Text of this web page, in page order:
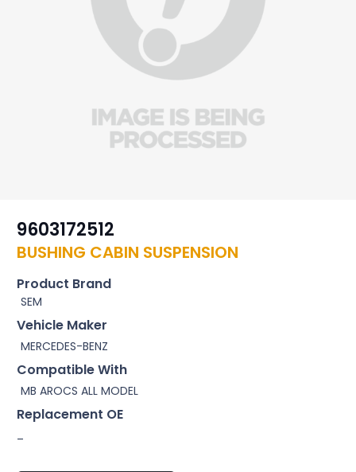
9603172512
BUSHING CABIN SUSPENSION
Product Brand
SEM
Vehicle Maker
MERCEDES-BENZ
Compatible With
MB AROCS ALL MODEL
Replacement OE
–